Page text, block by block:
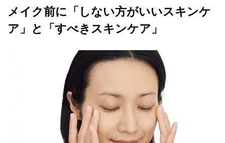
メイク前に「しない方がいいスキンケ
ア」と「すべきスキンケア」